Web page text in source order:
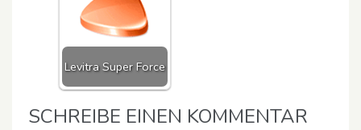
Levitra Super Force
SCHREIBE EINEN KOMMENTAR